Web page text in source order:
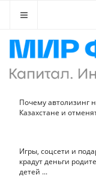
Почему автолизинг
Казахстане и
Игры, соцсети и
крадут деньги
детей ...